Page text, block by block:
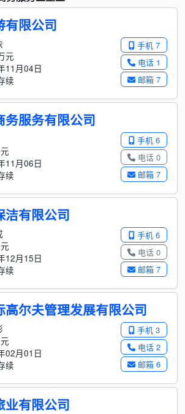
有限公司
手机 7
电话 1
邮箱 7
元
11月04日
续
务服务有限公司
手机 6
电话 0
邮箱 7
11月06日
续
洁有限公司
手机 6
电话 0
邮箱 7
12月15日
续
高尔夫管理发展有限公司
手机 3
电话 2
邮箱 6
02月01日
续
业有限公司